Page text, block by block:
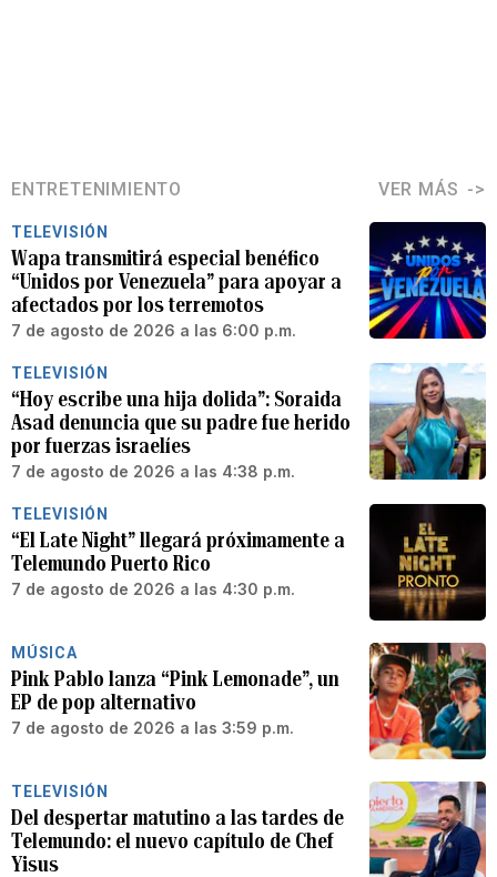
ENTRETENIMIENTO VER MÁS
TELEVISIÓN
Wapa transmitirá especial benéfico
“Unidos por Venezuela” para apoyar a
afectados por los terremotos
7 de agosto de 2026 a las 6:00 p.m.
TELEVISIÓN
“Hoy escribe una hija dolida”: Soraida
Asad denuncia que su padre fue herido
por fuerzas israelíes
7 de agosto de 2026 a las 4:38 p.m.
TELEVISIÓN
“El Late Night” llegará próximamente a
Telemundo Puerto Rico
7 de agosto de 2026 a las 4:30 p.m.
MÚSICA
Pink Pablo lanza “Pink Lemonade”, un
EP de pop alternativo
7 de agosto de 2026 a las 3:59 p.m.
TELEVISIÓN
Del despertar matutino a las tardes de
Telemundo: el nuevo capítulo de Chef
Yisus